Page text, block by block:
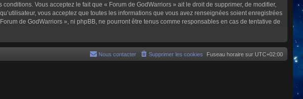
Vous acceptez le fait que « Forum de GodWarriors » ait le droit de supprimer, de modifier,
vous acceptez que toutes les informations que vous avez renseignées soient enregistrées
de GodWarriors », ni phpBB, ne pourront être tenus comme responsables en cas de tentative de
Fuseau horaire sur UTC+02:00
Supprimer les cookies
Nous contacter